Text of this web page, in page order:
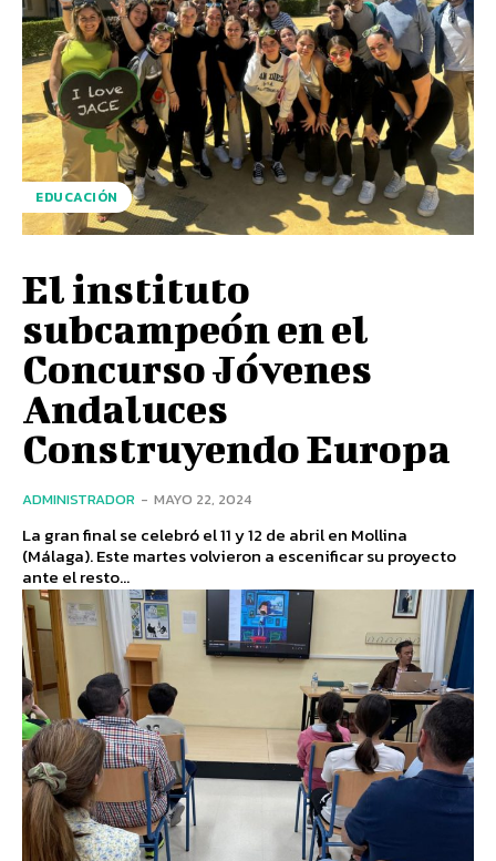
EDUCACIÓN
El instituto
subcampeón en el
Concurso Jóvenes
Andaluces
Construyendo Europa
ADMINISTRADOR - MAYO 22, 2024
La gran final se celebró el 11 y 12 de abril en Mollina
(Málaga). Este martes volvieron a escenificar su proyecto
ante el resto...